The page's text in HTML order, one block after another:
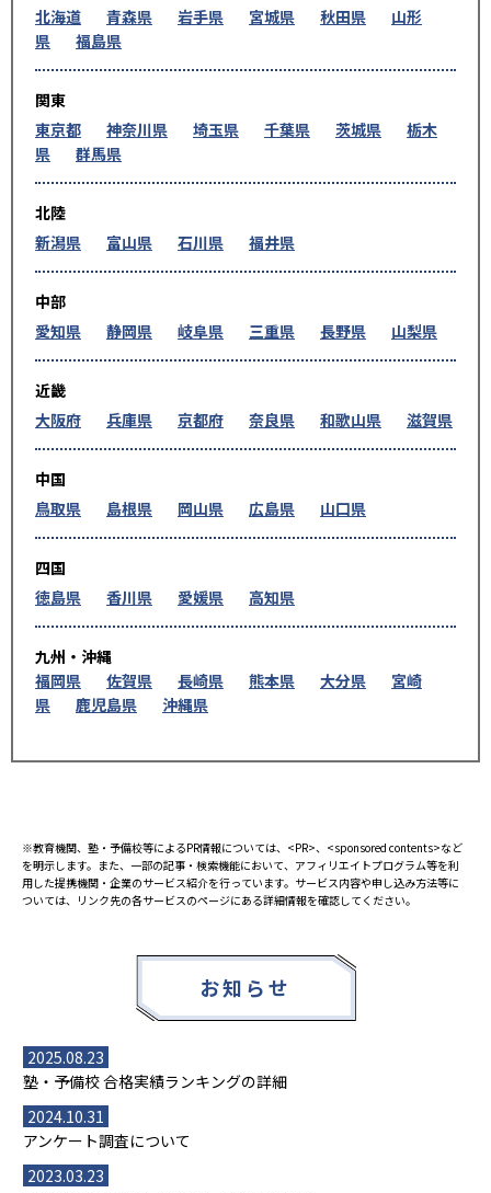
北海道
青森県 岩手県 宮城県 秋田県
山形
県
福島県
関東
東京都
神奈川県 埼玉県 千葉県 茨城県
栃木
県
群馬県
北陸
新潟県
富山県 石川県 福井県
中部
愛知県
静岡県 岐阜県 三重県 長野県 山梨県
近畿
大阪府
兵庫県 京都府 奈良県 和歌山県 滋賀県
中国
鳥取県
島根県 岡山県 広島県 山口県
四国
徳島県
香川県 愛媛県 高知県
九州・沖縄
福岡県
佐賀県 長崎県 熊本県 大分県
宮崎
県
鹿児島県 沖縄県
※教育機関、塾・予備校等によるPR情報については、<PR>、<sponsored contents>など
を明示します。また、一部の記事・検索機能において、アフィリエイトプログラム等を利
用した提携機関・企業のサービス紹介を行っています。サービス内容や申し込み方法等に
ついては、リンク先の各サービスのページにある詳細情報を確認してください。
お知らせ
2025.08.23
塾・予備校 合格実績ランキングの詳細
2024.10.31
アンケート調査について
2023.03.23